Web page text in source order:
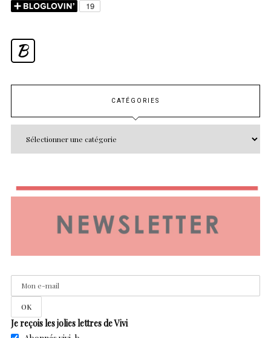
B
CATÉGORIES
Je reçois les jolies lettres de Vivi